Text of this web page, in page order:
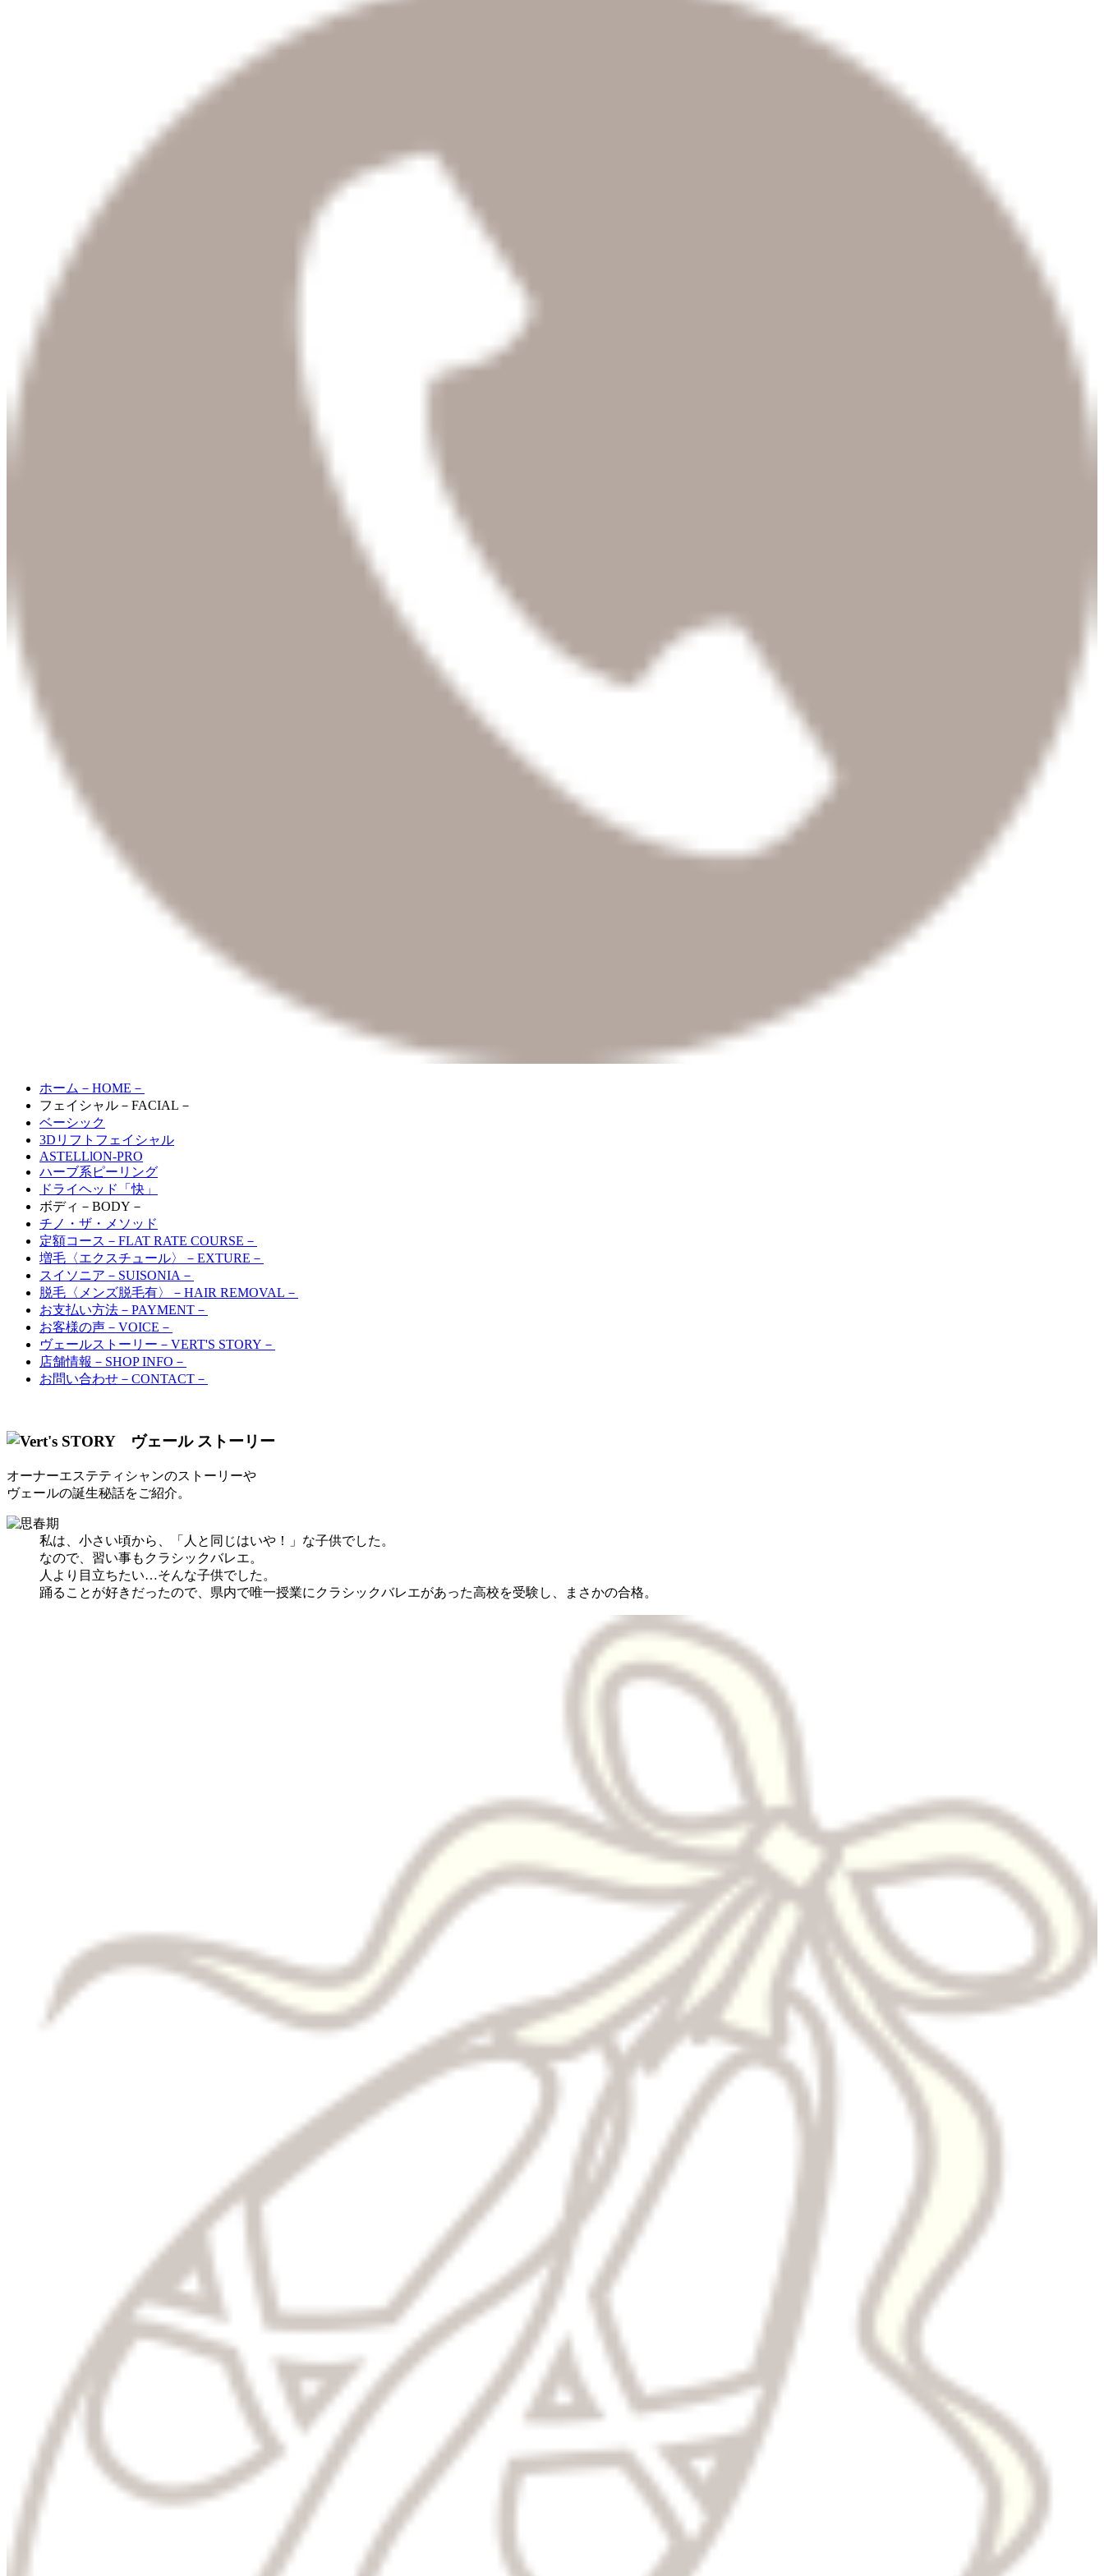
ホーム －HOME－
フェイシャル －FACIAL－
ベーシック
3Dリフトフェイシャル
ASTELLlON-PRO
ハーブ系ピーリング
ドライヘッド「快」
ボディ －BODY－
チノ・ザ・メソッド
定額コース －FLAT RATE COURSE－
増毛〈エクスチュール〉
－EXTURE－
スイソニア －SUISONIA－
脱毛〈メンズ脱毛有〉
－HAIR REMOVAL－
お支払い方法 －PAYMENT－
お客様の声 －VOICE－
ヴェールストーリー －VERT'S STORY－
店舗情報 －SHOP INFO－
お問い合わせ －CONTACT－
オーナーエステティシャンのストーリーや
ヴェールの誕生秘話をご紹介。
私は、小さい頃から、「人と同じはいや！」な子供でした。
なので、習い事もクラシックバレエ。
人より目立ちたい…そんな子供でした。
踊ることが好きだったので、県内で唯一授業にクラシックバレエがあった高校を受験し、まさかの合格。